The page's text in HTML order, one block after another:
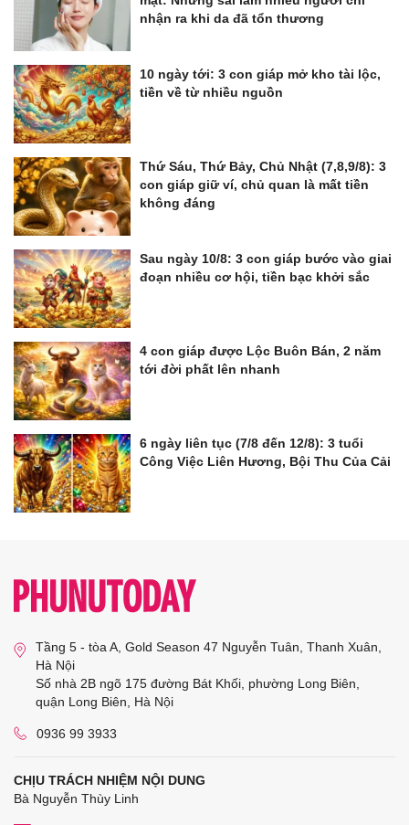
nhận ra khi da đã tổn thương
10 ngày tới: 3 con giáp mở kho tài lộc,
tiền về từ nhiều nguồn
Thứ Sáu, Thứ Bảy, Chủ Nhật (7,8,9/8): 3
con giáp giữ ví, chủ quan là mất tiền
không đáng
Sau ngày 10/8: 3 con giáp bước vào giai
đoạn nhiều cơ hội, tiền bạc khởi sắc
4 con giáp được Lộc Buôn Bán, 2 năm
tới đời phất lên nhanh
6 ngày liên tục (7/8 đến 12/8): 3 tuổi
Công Việc Liên Hương, Bội Thu Của Cải
Tầng 5 - tòa A, Gold Season 47 Nguyễn Tuân, Thanh Xuân,
Hà Nội
Số nhà 2B ngõ 175 đường Bát Khối, phường Long Biên,
quận Long Biên, Hà Nội
0936 99 3933
CHỊU TRÁCH NHIỆM NỘI DUNG
Bà Nguyễn Thùy Linh